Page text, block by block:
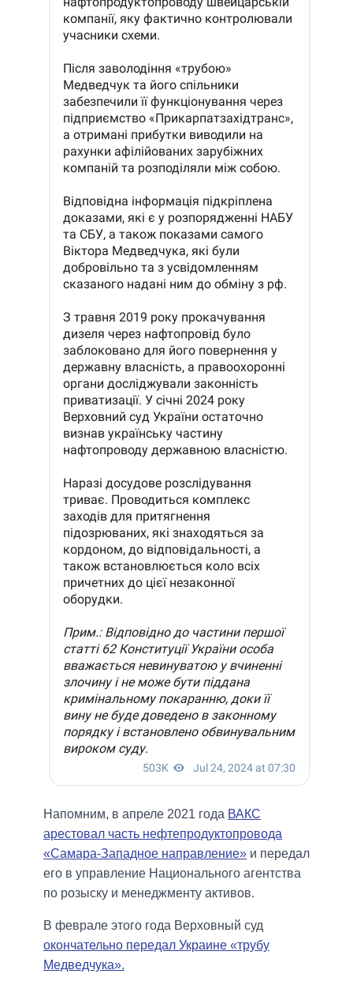
Напомним, в апреле 2021 года ВАКС
арестовал часть нефтепродуктопровода
«Самара-Западное направление» и передал
его в управление Национального агентства
по розыску и менеджменту активов.
В феврале этого года Верховный суд
окончательно передал Украине «трубу
Медведчука».